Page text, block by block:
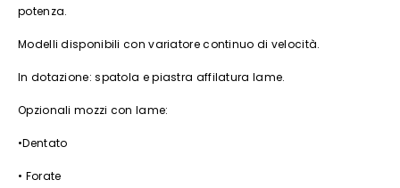
potenza.
Modelli disponibili con variatore continuo di velocità.
In dotazione: spatola e piastra affilatura lame.
Opzionali mozzi con lame:
•Dentato
• Forate